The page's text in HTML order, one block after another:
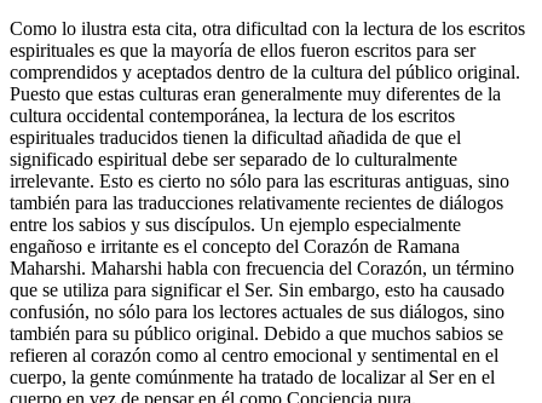
Como lo ilustra esta cita, otra dificultad con la lectura de los escritos
espirituales es que la mayoría de ellos fueron escritos para ser
comprendidos y aceptados dentro de la cultura del público original.
Puesto que estas culturas eran generalmente muy diferentes de la
cultura occidental contemporánea, la lectura de los escritos
espirituales traducidos tienen la dificultad añadida de que el
significado espiritual debe ser separado de lo culturalmente
irrelevante. Esto es cierto no sólo para las escrituras antiguas, sino
también para las traducciones relativamente recientes de diálogos
entre los sabios y sus discípulos. Un ejemplo especialmente
engañoso e irritante es el concepto del Corazón de Ramana
Maharshi. Maharshi habla con frecuencia del Corazón, un término
que se utiliza para significar el Ser. Sin embargo, esto ha causado
confusión, no sólo para los lectores actuales de sus diálogos, sino
también para su público original. Debido a que muchos sabios se
refieren al corazón como al centro emocional y sentimental en el
cuerpo, la gente comúnmente ha tratado de localizar al Ser en el